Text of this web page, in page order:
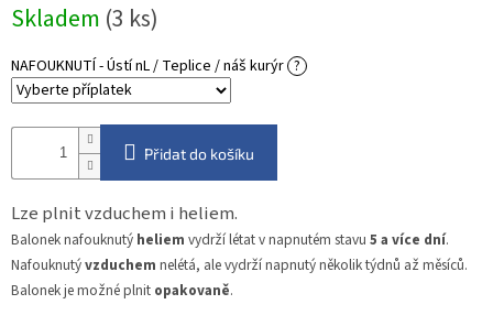
cena:
Skladem (3 ks)
NAFOUKNUTÍ - Ústí nL / Teplice / náš kurýr ?
Přidat do košíku
Lze plnit vzduchem i heliem.
Balonek nafouknutý heliem vydrží létat v napnutém stavu 5 a více dní.
Nafouknutývzduchem nelétá, ale vydrží napnutý několik týdnů až měsíců.
Balonek je možné plnit opakovaně.